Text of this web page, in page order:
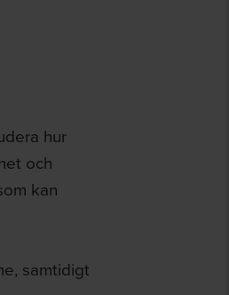
hur
och
kan
samtidigt